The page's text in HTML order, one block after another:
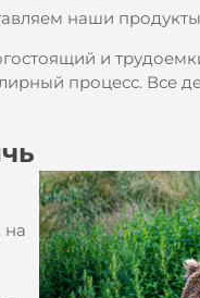
наши
и
процесс. Все
на